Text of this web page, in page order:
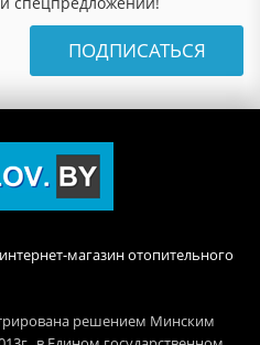
ПОДПИСАТЬСЯ
магазин отопительного
решением Минским